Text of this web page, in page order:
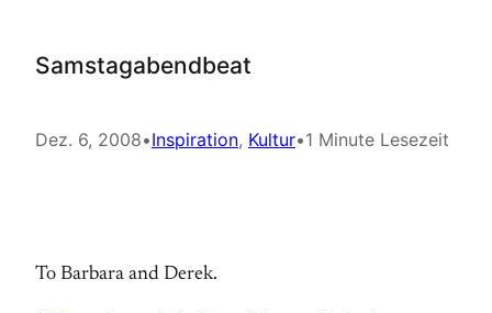
Samstagabendbeat
Dez. 6, 2008•Inspiration, Kultur•1 Minute Lesezeit
To Barbara and Derek.